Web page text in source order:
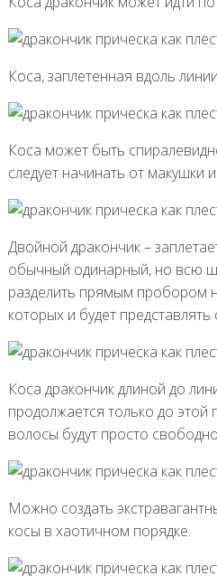
Коса, заплетенная вдоль
Коса может быть
следует начинать от макушки и
Двойной дракончик –
обычный одинарный, но всю
разделить прямым пробором
которых и будет
Коса дракончик длиной до
продолжается только до этой
волосы будут просто
Можно создать
косы в хаотичном порядке.